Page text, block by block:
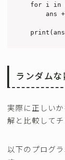
for i in
ans
ランダム
実際に正しい
解と比較してチ
以下のプログ